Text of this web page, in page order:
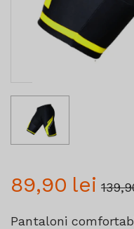
89,90 lei
Pantaloni